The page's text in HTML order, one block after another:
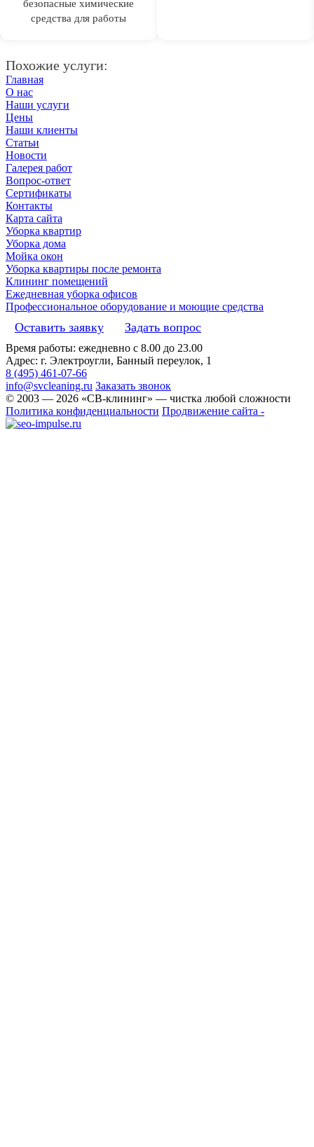
безопасные химические
средства для работы
Похожие услуги:
Главная
О нас
Наши услуги
Цены
Наши клиенты
Статьи
Новости
Галерея работ
Вопрос-ответ
Сертификаты
Контакты
Карта сайта
Уборка квартир
Уборка дома
Мойка окон
Уборка квартиры после ремонта
Клининг помещений
Ежедневная уборка офисов
Профессиональное оборудование и моющие средства
Оставить заявку Задать вопрос
Время работы: ежедневно с 8.00 до 23.00
Адрес: г. Электроугли, Банный переулок, 1
8 (495) 461-07-66
info@svcleaning.ru Заказать звонок
© 2003 — 2026 «СВ-клининг» — чистка любой сложности
Политика конфиденциальности Продвижение сайта -